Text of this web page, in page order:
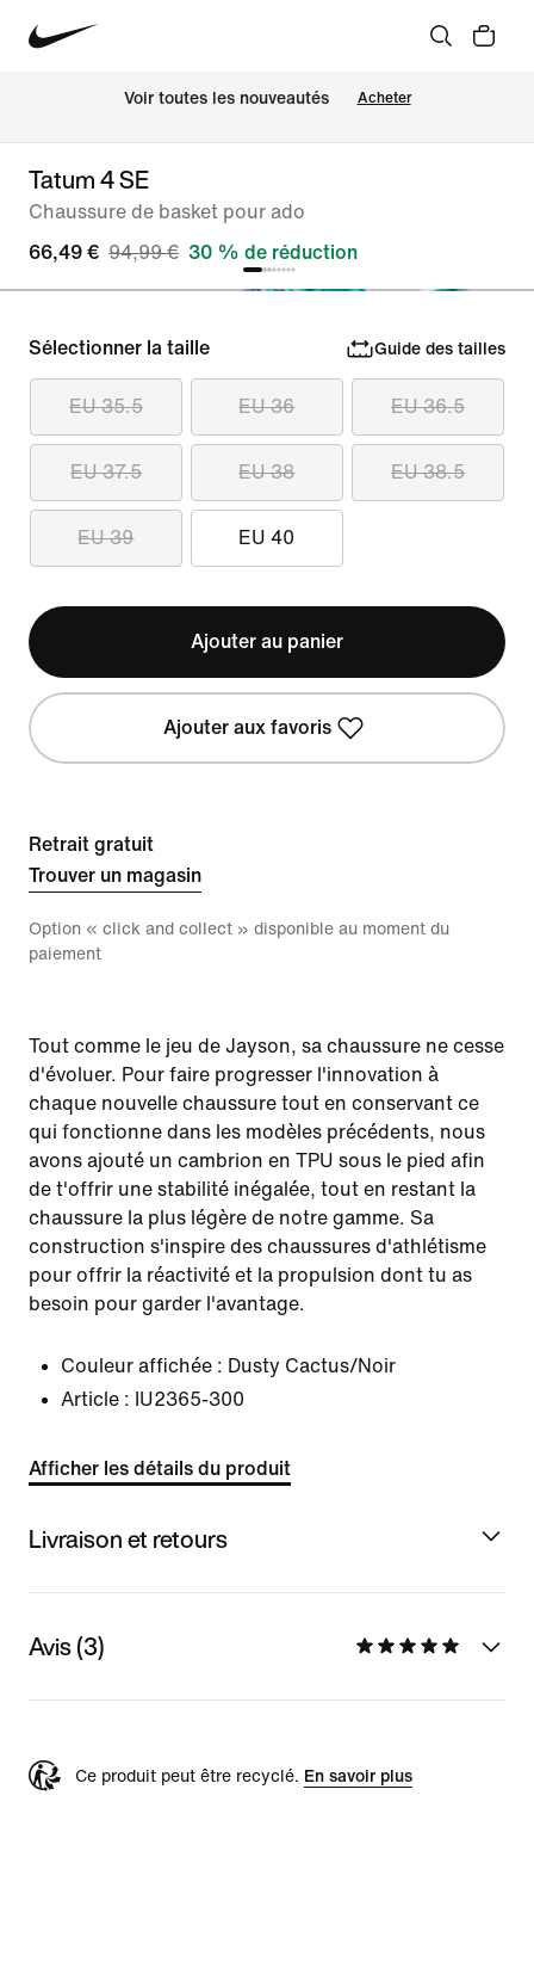
Voir toutes les nouveautés Acheter
Tatum 4 SE
Chaussure de basket pour ado
66,49 € 94,99 € 30 % de réduction
Sélectionner la taille Guide des tailles
EU 35.5 EU 36 EU 36.5
EU 37.5 EU 38 EU 38.5
EU 39 EU 40
Ajouter au panier
Ajouter aux favoris
Retrait gratuit
Trouver un magasin
Option « click and collect » disponible au moment du
paiement
Tout comme le jeu de Jayson, sa chaussure ne cesse
d'évoluer. Pour faire progresser l'innovation à
chaque nouvelle chaussure tout en conservant ce
qui fonctionne dans les modèles précédents, nous
avons ajouté un cambrion en TPU sous le pied afin
de t'offrir une stabilité inégalée, tout en restant la
chaussure la plus légère de notre gamme. Sa
construction s'inspire des chaussures d'athlétisme
pour offrir la réactivité et la propulsion dont tu as
besoin pour garder l'avantage.
Couleur affichée : Dusty Cactus/Noir
Article : IU2365-300
Afficher les détails du produit
Livraison et retours
Avis (3)
Ce produit peut être recyclé. En savoir plus